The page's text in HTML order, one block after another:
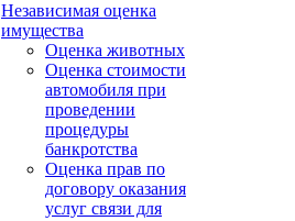
Независимая оценка
имущества
Оценка животных
Оценка стоимости
автомобиля при
проведении
процедуры
банкротства
Оценка прав по
договору оказания
услуг связи для